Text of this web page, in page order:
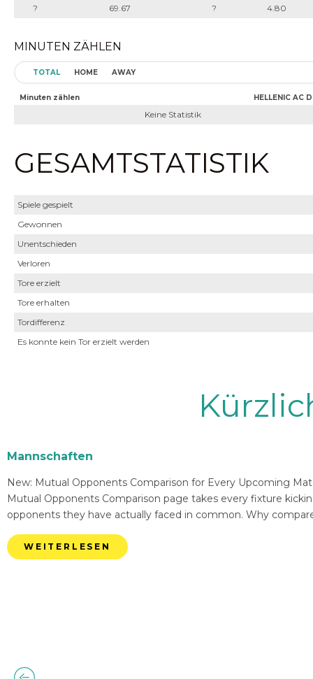
? 69.67 ? 4.80
MINUTEN ZÄHLEN
TOTAL HOME AWAY
Minuten zählen HELLENIC AC
Keine Statistik
GESAMTSTATISTIK
Spiele gespielt
Gewonnen
Unentschieden
Verloren
Tore erzielt
Tore erhalten
Tordifferenz
Es konnte kein Tor erzielt werden
Mannschaften
New: Mutual Opponents Comparison for Every Upcoming
Mutual Opponents Comparison page takes every fixture
opponents they have actually faced in common. Why
WEITERLESEN